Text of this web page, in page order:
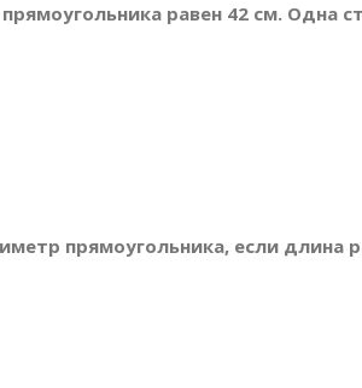
равен 42 см. Одна
прямоугольника, если длина